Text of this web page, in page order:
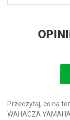
Przeczytaj, co na
WAHACZA